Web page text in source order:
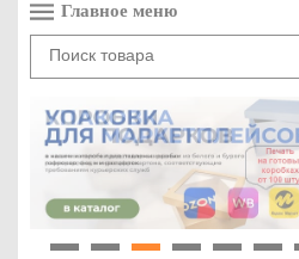
Главное меню